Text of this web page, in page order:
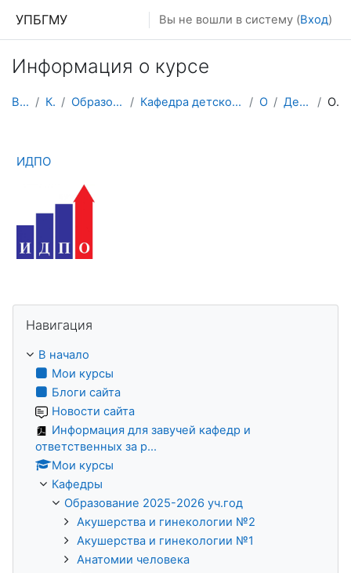
УПБГМУ Вы не вошли в систему (Вход)
Информация о курсе
В начало Кафедры Образование 2025-2026 уч.год Кафедра детской хирургии с физической и медицинско... О курсе Детская хирургия Описание
ИДПО
Навигация
В начало
Мои курсы
Блоги сайта
Новости сайта
Информация для завучей кафедр и
ответственных за р...
Мои курсы
Кафедры
Образование 2025-2026 уч.год
Акушерства и гинекологии №2
Акушерства и гинекологии №1
Анатомии человека